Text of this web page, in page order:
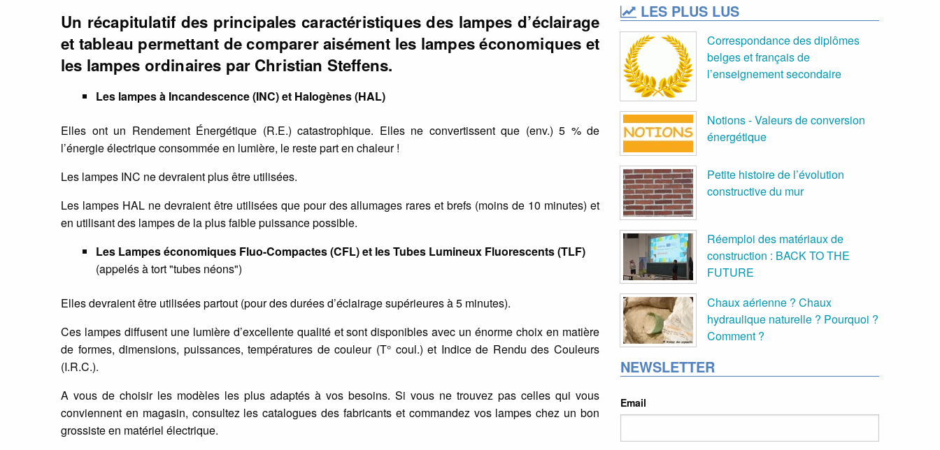
Un récapitulatif des principales caractéristiques des lampes d’éclairage
et tableau permettant de comparer aisément les lampes économiques et
les lampes ordinaires par Christian Steffens.
Les lampes à Incandescence (INC) et Halogènes (HAL)
Elles ont un Rendement Énergétique (R.E.) catastrophique. Elles ne convertissent que (env.) 5 % de
l’énergie électrique consommée en lumière, le reste part en chaleur !
Les lampes INC ne devraient plus être utilisées.
Les lampes HAL ne devraient être utilisées que pour des allumages rares et brefs (moins de 10 minutes) et
en utilisant des lampes de la plus faible puissance possible.
Les Lampes économiques Fluo-Compactes (CFL) et les Tubes Lumineux Fluorescents (TLF)
(appelés à tort "tubes néons")
Elles devraient être utilisées partout (pour des durées d’éclairage supérieures à 5 minutes).
Ces lampes diffusent une lumière d’excellente qualité et sont disponibles avec un énorme choix en matière
de formes, dimensions, puissances, températures de couleur (T° coul.) et Indice de Rendu des Couleurs
(I.R.C.).
A vous de choisir les modèles les plus adaptés à vos besoins. Si vous ne trouvez pas celles qui vous
conviennent en magasin, consultez les catalogues des fabricants et commandez vos lampes chez un bon
grossiste en matériel électrique.
LES PLUS LUS
Correspondance des diplômes
belges et français de
l’enseignement secondaire
Notions - Valeurs de conversion
énergétique
Petite histoire de l’évolution
constructive du mur
Réemploi des matériaux de
construction : BACK TO THE
FUTURE
Chaux aérienne ? Chaux
hydraulique naturelle ? Pourquoi ?
Comment ?
NEWSLETTER
Email